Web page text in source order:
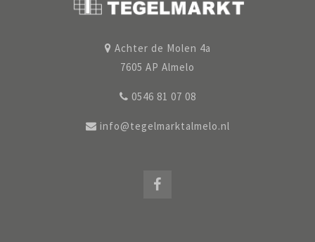
Achter de Molen 4a
7605 AP Almelo
0546 81 07 08
info@tegelmarktalmelo.nl